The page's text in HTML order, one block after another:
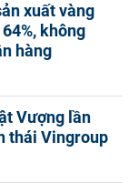
xuất vàng
không
hàng
Vượng lần
thái Vingroup